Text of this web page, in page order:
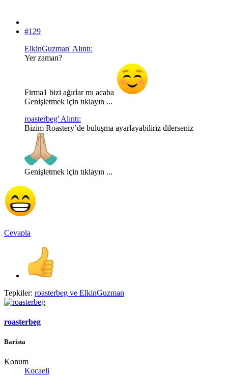
#129
ElkinGuzman' Alıntı:
Yer zaman?
Firma1 bizi ağırlar mı acaba
Genişletmek için tıklayın ...
roasterbeg' Alıntı:
Bizim Roastery’de buluşma ayarlayabiliriz dilerseniz
Genişletmek için tıklayın ...
Cevapla
Tepkiler: roasterbeg ve ElkinGuzman
roasterbeg
Barista
Konum
Kocaeli